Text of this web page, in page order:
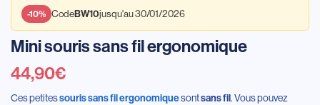
-10% CodeBW10jusqu'au 30/01/2026
Mini souris sans fil ergonomique
44,90€
Ces petitessouris sans fil ergonomiquesontsans fil. Vous pouvez